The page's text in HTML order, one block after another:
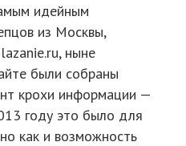
идейным
из Москвы,
ныне
были собраны
крохи информации —
году это было для
как и возможность